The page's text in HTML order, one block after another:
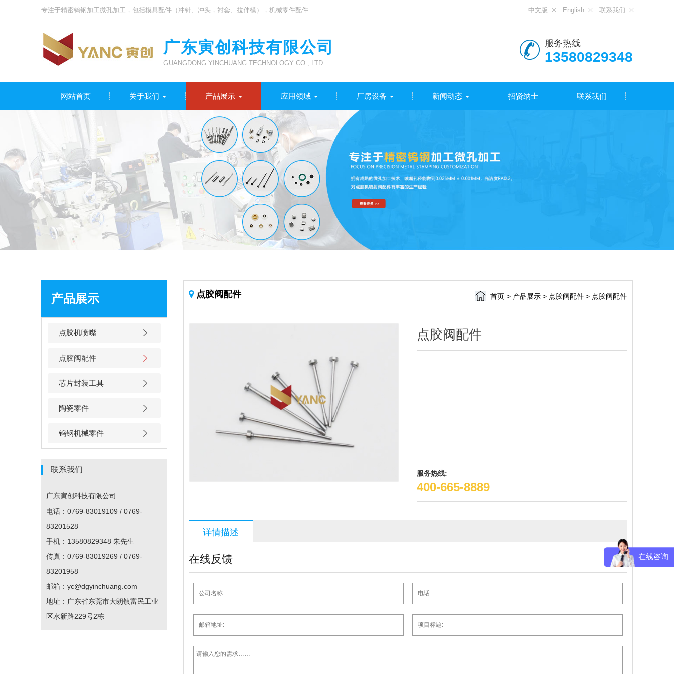
专注于精密钨钢加工微孔加工，包括模具配件（冲针、冲头，衬套、拉伸模），机械零件配件 中文版 English 联系我们
广东寅创科技有限公司
GUANGDONG YINCHUANG TECHNOLOGY CO., LTD.
服务热线
13580829348
网站首页 关于我们 产品展示 应用领域 厂房设备 新闻动态 招贤纳士 联系我们
产品展示
点胶机喷嘴
点胶阀配件
芯片封装工具
陶瓷零件
钨钢机械零件
联系我们
广东寅创科技有限公司
电话：0769-83019109 / 0769-
83201528
手机：13580829348 朱先生
传真：0769-83019269 / 0769-
83201958
邮箱：yc@dgyinchuang.com
地址：广东省东莞市大朗镇富民工业
区水新路229号2栋
点胶阀配件 首页 > 产品展示 > 点胶阀配件 > 点胶阀配件
点胶阀配件
服务热线:
400-665-8889
详情描述
在线反馈 在线咨询